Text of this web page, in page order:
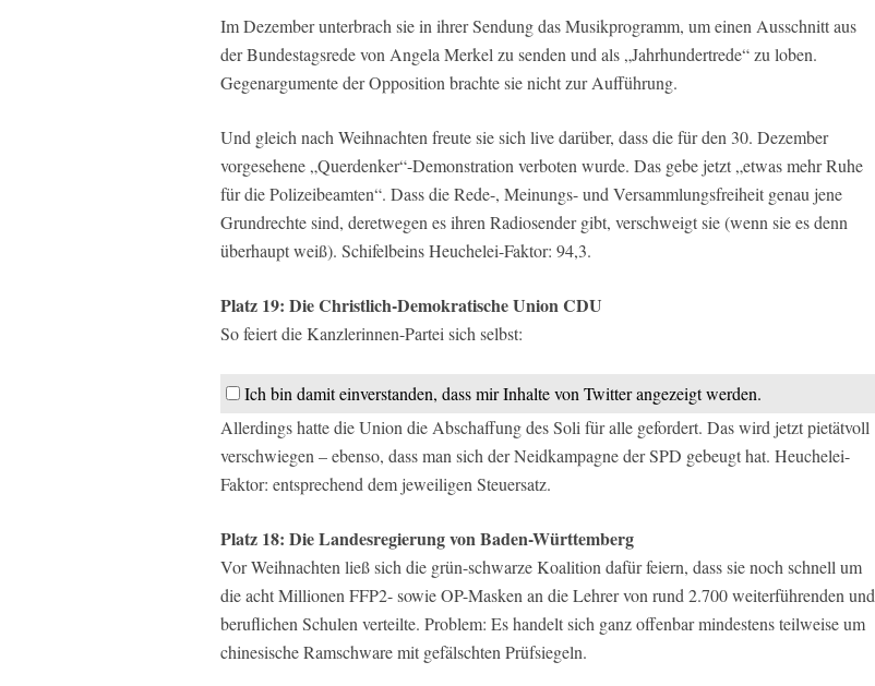
Im Dezember unterbrach sie in ihrer Sendung das Musikprogramm, um einen Ausschnitt aus
der Bundestagsrede von Angela Merkel zu senden und als „Jahrhundertrede“ zu loben.
Gegenargumente der Opposition brachte sie nicht zur Aufführung.
Und gleich nach Weihnachten freute sie sich live darüber, dass die für den 30. Dezember
vorgesehene „Querdenker“-Demonstration verboten wurde. Das gebe jetzt „etwas mehr Ruhe
für die Polizeibeamten“. Dass die Rede-, Meinungs- und Versammlungsfreiheit genau jene
Grundrechte sind, deretwegen es ihren Radiosender gibt, verschweigt sie (wenn sie es denn
überhaupt weiß). Schifelbeins Heuchelei-Faktor: 94,3.
Platz 19: Die Christlich-Demokratische Union CDU
So feiert die Kanzlerinnen-Partei sich selbst:
Ich bin damit einverstanden, dass mir Inhalte von Twitter angezeigt werden.
Allerdings hatte die Union die Abschaffung des Soli für alle gefordert. Das wird jetzt pietätvoll
verschwiegen – ebenso, dass man sich der Neidkampagne der SPD gebeugt hat. Heuchelei-
Faktor: entsprechend dem jeweiligen Steuersatz.
Platz 18: Die Landesregierung von Baden-Württemberg
Vor Weihnachten ließ sich die grün-schwarze Koalition dafür feiern, dass sie noch schnell um
die acht Millionen FFP2- sowie OP-Masken an die Lehrer von rund 2.700 weiterführenden und
beruflichen Schulen verteilte. Problem: Es handelt sich ganz offenbar mindestens teilweise um
chinesische Ramschware mit gefälschten Prüfsiegeln.